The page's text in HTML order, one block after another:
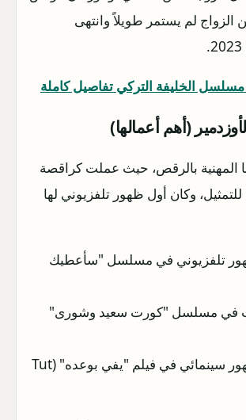
لكن الزواج لم يستمر طويلاً وانتهى
مسلسل الخليفة التركي تفاصيل كاملة
(أهم أعمالها)
المهنية بالرقص، حيث عملت كراقصة
وكان أول ظهور تلفزيوني لها
ظهور تلفزيوني في مسلسل "سأعطيك
في مسلسل "كورت سعيد وشورى"
2014: أول ظهور سينمائي في فيلم "يفي بوعده" (Tut